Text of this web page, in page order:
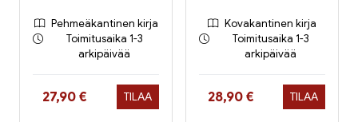
Pehmeäkantinen kirja
Toimitusaika 1-3
arkipäivää
Hinta nyt
27,90 € TILAA
Kovakantinen kirja
Toimitusaika 1-3
arkipäivää
Hinta nyt
28,90 € TILAA